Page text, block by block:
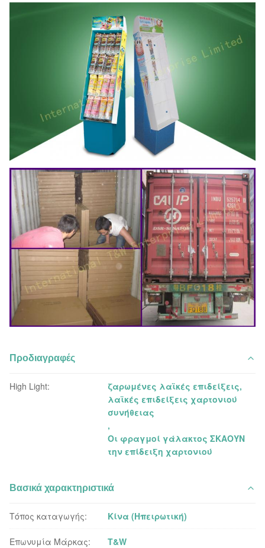
Προδιαγραφές
High Light: ζαρωμένες λαϊκές επιδείξεις,
λαϊκές επιδείξεις χαρτονιού
συνήθειας
,
Οι φραγμοί γάλακτος ΣΚΑΟΥΝ
την επίδειξη χαρτονιού
Βασικά χαρακτηριστικά
Τόπος καταγωγής: Κίνα (Ηπειρωτική)
Επωνυμία Μάρκας: T&W